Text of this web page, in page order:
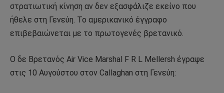
στρατιωτική κίνηση αν δεν εξασφάλιζε εκείνο που
ήθελε στη Γενεύη. Το αμερικανικό έγγραφο
επιβεβαιώνεται με το πρωτογενές βρετανικό.
Ο δε Βρετανός Air Vice Marshal F R L Mellersh έγραψε
στις 10 Αυγούστου στον Callaghan στη Γενεύη: